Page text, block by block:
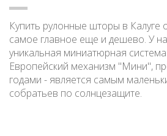
Купить рулонные шторы в Калуге
самое главное еще и дешево. У
уникальная миниатюрная
Европейский механизм "Мини",
годами - является самым
собратьев по солнцезащите.